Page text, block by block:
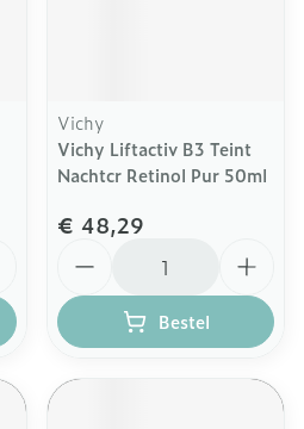
Vichy
Vichy Liftactiv B3 Teint
Nachtcr Retinol Pur 50ml
€ 48,29
Bestel